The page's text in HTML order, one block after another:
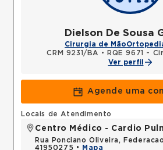
Dielson De Sousa
Cirurgia de Mão
CRM 9231/BA •
RQE 9671 -
Ver perfil
Agende uma
Locais de Atendimento
Centro Médico - Cardio
Rua Ponciano Oliveira,
41950275 •
Mapa